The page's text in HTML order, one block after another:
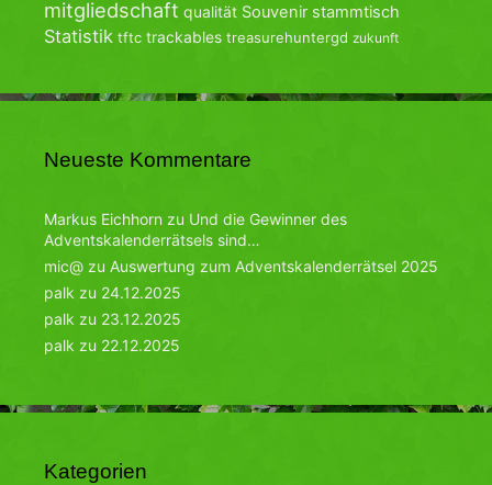
mitgliedschaft qualität Souvenir stammtisch
Statistik tftc trackables treasurehuntergd zukunft
Neueste Kommentare
Markus Eichhorn zu Und die Gewinner des
Adventskalenderrätsels sind…
mic@ zu Auswertung zum Adventskalenderrätsel 2025
palk zu 24.12.2025
palk zu 23.12.2025
palk zu 22.12.2025
Kategorien